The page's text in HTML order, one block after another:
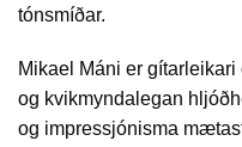
tónsmíðar.
Mikael Máni er
og kvikmyndalegan
og impressjónisma